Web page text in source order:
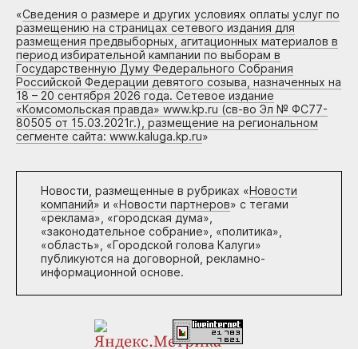
«Сведения о размере и других условиях оплаты услуг по
размещению на страницах сетевого издания для
размещения предвыборных, агитационных материалов в
период избирательной кампании по выборам в
Государственную Думу Федерального Собрания
Российской Федерации девятого созыва, назначенных на
18 – 20 сентября 2026 года. Сетевое издание
«Комсомольская правда» www.kp.ru (св-во Эл № ФС77-
80505 от 15.03.2021г.), размещение на региональном
сегменте сайта: www.kaluga.kp.ru»
Новости, размещенные в рубриках «Новости
компаний» и «Новости партнеров» с тегами
«реклама», «городская дума»,
«законодательное собрание», «политика»,
«область», «Городской голова Калуги»
публикуются на договорной, рекламно-
информационной основе.